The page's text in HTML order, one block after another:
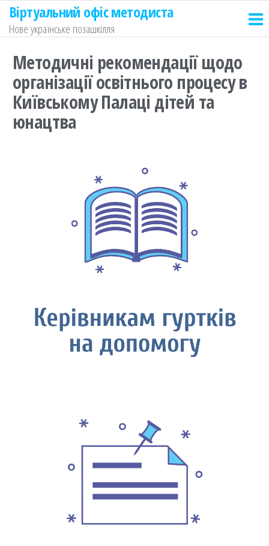
Віртуальний офіс методиста
Нове українське позашкілля
Методичні рекомендації щодо
організації освітнього процесу в
Київському Палаці дітей та
юнацтва